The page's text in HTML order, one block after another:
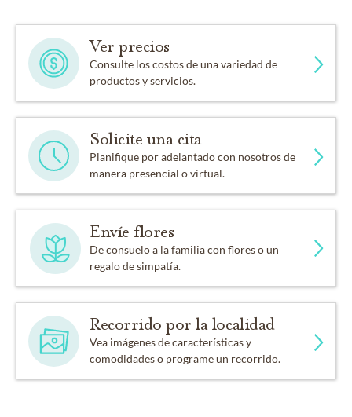
Ver precios
Consulte los costos de una variedad de
productos y servicios.
Solicite una cita
Planifique por adelantado con nosotros de
manera presencial o virtual.
Envíe flores
De consuelo a la familia con flores o un
regalo de simpatía.
Recorrido por la localidad
Vea imágenes de características y
comodidades o programe un recorrido.